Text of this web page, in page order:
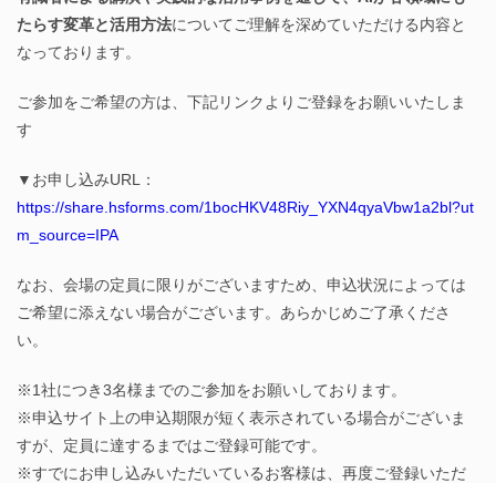
たらす変革と活用方法についてご理解を深めていただける内容と
なっております。
ご参加をご希望の方は、下記リンクよりご登録をお願いいたしま
す
▼お申し込みURL：
https://share.hsforms.com/1bocHKV48Riy_YXN4qyaVbw1a2bl?ut
m_source=IPA
なお、会場の定員に限りがございますため、申込状況によっては
ご希望に添えない場合がございます。あらかじめご了承くださ
い。
※1社につき3名様までのご参加をお願いしております。
※申込サイト上の申込期限が短く表示されている場合がございま
すが、定員に達するまではご登録可能です。
※すでにお申し込みいただいているお客様は、再度ご登録いただ